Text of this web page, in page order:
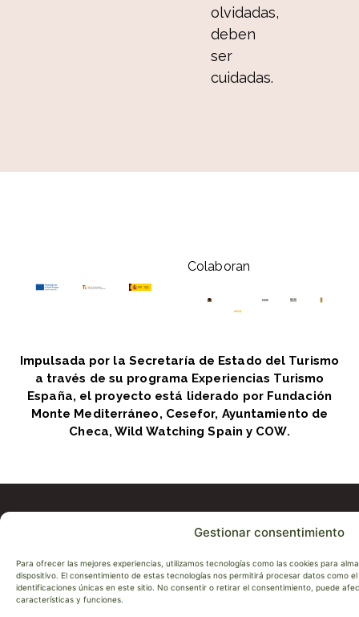
Gestionar consentimiento
Para ofrecer las mejores experiencias, utilizamos tecnologías como las cookies para
dispositivo. El consentimiento de estas tecnologías nos permitirá procesar datos como
identificaciones únicas en este sitio. No consentir o retirar el consentimiento, puede
características y funciones.
olvidadas,
deben
ser
cuidadas.
Colaboran
Impulsada por la Secretaría de Estado del Turismo
a través de su programa Experiencias Turismo
España, el proyecto está liderado por Fundación
Monte Mediterráneo, Cesefor, Ayuntamiento de
Checa, Wild Watching Spain y COW.
ÚNETE
A
VIVE